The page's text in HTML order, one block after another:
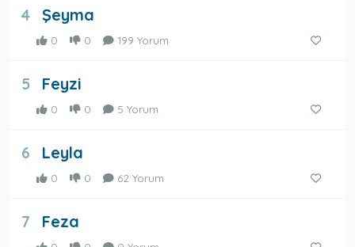
4 Şeyma
0 0 199 Yorum
5 Feyzi
0 0 5 Yorum
6 Leyla
0 0 62 Yorum
7 Feza